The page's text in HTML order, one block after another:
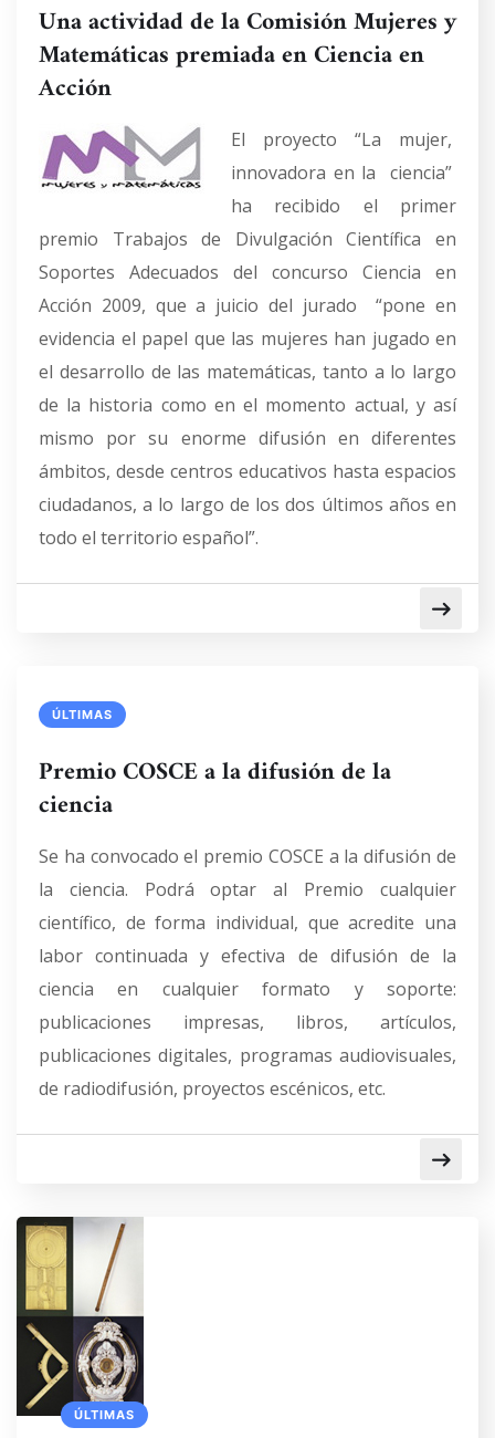
Una actividad de la Comisión Mujeres y
Matemáticas premiada en Ciencia en
Acción
El proyecto “La mujer,
innovadora en la ciencia”
ha recibido el primer
premio Trabajos de Divulgación Científica en
Soportes Adecuados del concurso Ciencia en
Acción 2009, que a juicio del jurado “pone en
evidencia el papel que las mujeres han jugado en
el desarrollo de las matemáticas, tanto a lo largo
de la historia como en el momento actual, y así
mismo por su enorme difusión en diferentes
ámbitos, desde centros educativos hasta espacios
ciudadanos, a lo largo de los dos últimos años en
todo el territorio español”.
ÚLTIMAS
Premio COSCE a la difusión de la
ciencia
Se ha convocado el premio COSCE a la difusión de
la ciencia. Podrá optar al Premio cualquier
científico, de forma individual, que acredite una
labor continuada y efectiva de difusión de la
ciencia en cualquier formato y soporte:
publicaciones impresas, libros, artículos,
publicaciones digitales, programas audiovisuales,
de radiodifusión, proyectos escénicos, etc.
ÚLTIMAS